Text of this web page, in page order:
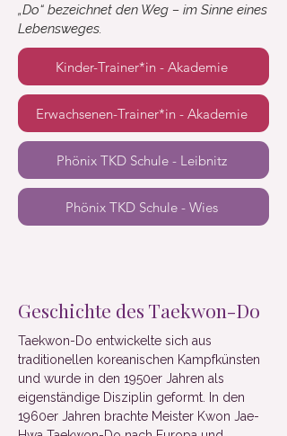
„Do“ bezeichnet den Weg – im Sinne eines
Lebensweges.
Kinder-Trainer*in - Akademie
Erwachsenen-Trainer*in - Akademie
Phönix TKD Schule - Leibnitz
Phönix TKD Schule - Wies
Geschichte des Taekwon-Do
​Taekwon-Do entwickelte sich aus
traditionellen koreanischen Kampfkünsten
und wurde in den 1950er Jahren als
eigenständige Disziplin geformt. In den
1960er Jahren brachte Meister Kwon Jae-